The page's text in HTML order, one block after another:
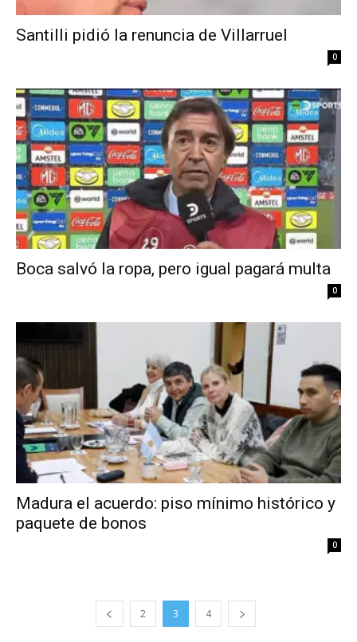
Santilli pidió la renuncia de Villarruel
0
Boca salvó la ropa, pero igual pagará multa
0
Madura el acuerdo: piso mínimo histórico y
paquete de bonos
0
2 3 4